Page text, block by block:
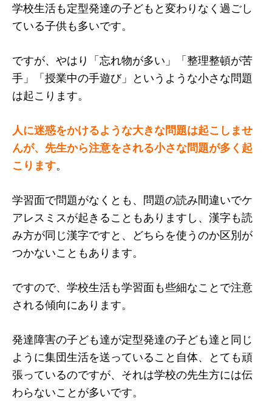
学校生活も定型発達の子どもと変わりなく過ごし
ている子供も多いです。
ですが、やはり「忘れ物が多い」「整理整頓が苦
手」「授業中の手遊び」というような小さな問題
は起こります。
人に迷惑をかけるような大きな問題は起こしませ
んが、先生から注意をされる小さな問題が多く起
こります。
学習面で問題がなくとも、問題の読み間違いでケ
アレスミスが起きることもありますし、漢字も読
み方が同じ漢字ですと、どちらを使うのか区別が
つかないこともあります。
ですので、学校生活も学習面も些細なことで注意
される傾向にあります。
発達障害の子ども達が定型発達の子ども達と同じ
ように集団生活を送っていること自体、とても頑
張っているのですが、それは学校の先生方には伝
わらないことが多いです。